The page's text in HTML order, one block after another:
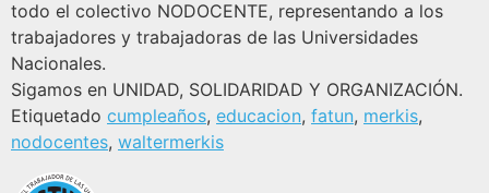
todo el colectivo NODOCENTE, representando a los
trabajadores y trabajadoras de las Universidades
Nacionales.
Sigamos en UNIDAD, SOLIDARIDAD Y ORGANIZACIÓN.
Etiquetado cumpleaños, educacion, fatun, merkis,
nodocentes, waltermerkis